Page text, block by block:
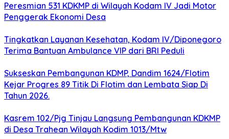
Peresmian 531 KDKMP di Wilayah Kodam IV Jadi Motor
Penggerak Ekonomi Desa
Tingkatkan Layanan Kesehatan, Kodam IV/Diponegoro
Terima Bantuan Ambulance VIP dari BRI Peduli
Sukseskan Pembangunan KDMP, Dandim 1624/Flotim
Kejar Progres 89 Titik Di Flotim dan Lembata Siap Di
Tahun 2026.
Kasrem 102/Pjg Tinjau Langsung Pembangunan KDKMP
di Desa Trahean Wilayah Kodim 1013/Mtw